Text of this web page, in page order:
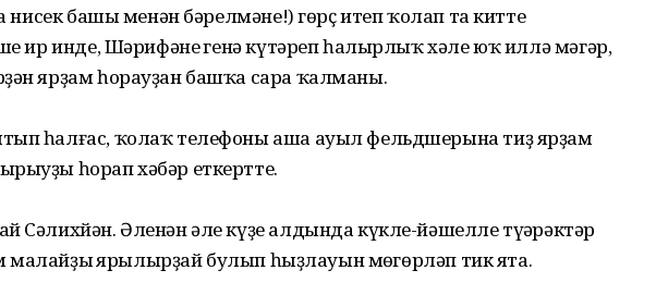
нисек башы менән бәрелмәне!) гөрҫ итеп ҡолап та китте
ир инде, Шәрифәнең генә күтәреп һалырлыҡ хәле юҡ иллә мәгәр,
ярҙам һорауҙан башҡа сара ҡалманы.
һалғас, ҡолаҡ телефоны аша ауыл фельдшерына тиҙ ярҙам
һорап хәбәр еткертте.
Сәлихйән. Әленән әле күҙе алдында күкле-йәшелле түңәрәктәр
маңлайҙың ярылырҙай булып һыҙлауын мөңгөрләп тик ята.